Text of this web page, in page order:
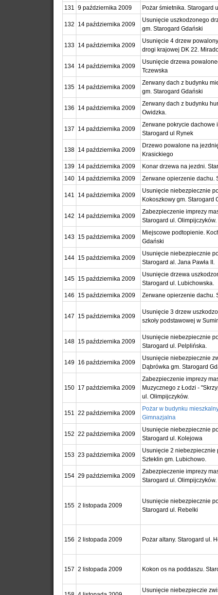
131 9 października 2009 Pożar śmietnika. Starogard
132 14 października 2009
Usunięcie uszkodzonego
gm. Starogard Gdański
133 14 października 2009
Usunięcie 4 drzew
drogi krajowej DK 22.
134 14 października 2009
Usunięcie drzewa
Tczewska
135 14 października 2009
Zerwany dach z budynku
gm. Starogard Gdański
136 14 października 2009
Zerwany dach z budynku
Owidzka.
137 14 października 2009
Zerwane pokrycie dachowe
Starogard ul Rynek
138 14 października 2009
Drzewo powalone na
Krasickiego
139 14 października 2009
Konar drzewa na jezdni.
140 14 października 2009 Zerwane opierzenie dachu.
141 14 października 2009
Usunięcie niebezpiecznie
Kokoszkowy gm. Starogard
142 14 października 2009
Zabezpieczenie imprezy
Starogard ul. Olimpijczyków.
143 15 października 2009
Miejscowe podtopienie.
Gdański
144 15 października 2009
Usunięcie niebezpiecznie
Starogard al. Jana Pawła II.
145 15 października 2009
Usunięcie drzewa
Starogard ul. Lubichowska.
146
15 października 2009 Zerwane opierzenie dachu.
147 15 października 2009
Usunięcie 3 drzew
szkoły podstawowej w
148 15 października 2009
Usunięcie niebezpiecznie
Starogard ul. Pelplińska.
149 16 października 2009
Usunięcie niebezpiecznie
Dąbrówka gm. Starogard
150 17 października 2009
Zabezpieczenie imprezy
Muzycznego z Łodzi -
ul. Olimpijczyków.
151 22 października 2009
Pożar w budynku
Gimnazjalna
152 22 października 2009
Usunięcie niebezpiecznie
Starogard ul. Kolejowa
153 23 października 2009
Usunięcie 2 niebezpiecznie
Szteklin gm. Lubichowo.
154 29 października 2009
Zabezpieczenie imprezy
Starogard ul. Olimpijczyków.
155 2 listopada 2009
Usunięcie niebezpiecznie
Starogard ul. Rebelki
156 2 listopada 2009 Pożar altany. Starogard ul.
157 2 listopada 2009 Kokon os na poddaszu.
Usunięcie niebezpieczie